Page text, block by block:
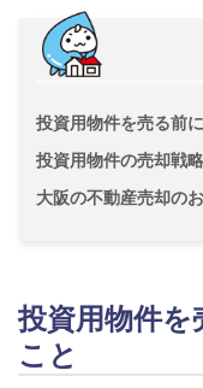
投資用物件を売る前
投資用物件の売却戦略
大阪の不動産売却の
投資用物件
こと